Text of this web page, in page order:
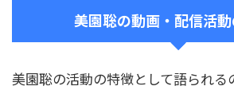
美園聡の動画・配信活
美園聡の活動の特徴として語られる